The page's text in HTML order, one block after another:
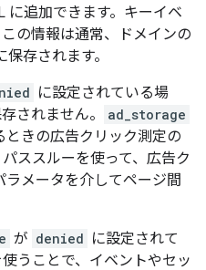
に追加できます。キーイベ
の情報は通常、ドメインの
存されます。
に設定されている場
されません。
ad_storage
ときの広告クリック測定の
ススルーを使って、広告ク
ラメータを介してページ間
が denied に設定されて
うことで、イベントやセッ